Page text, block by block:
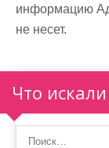
информацию
не несет.
Что